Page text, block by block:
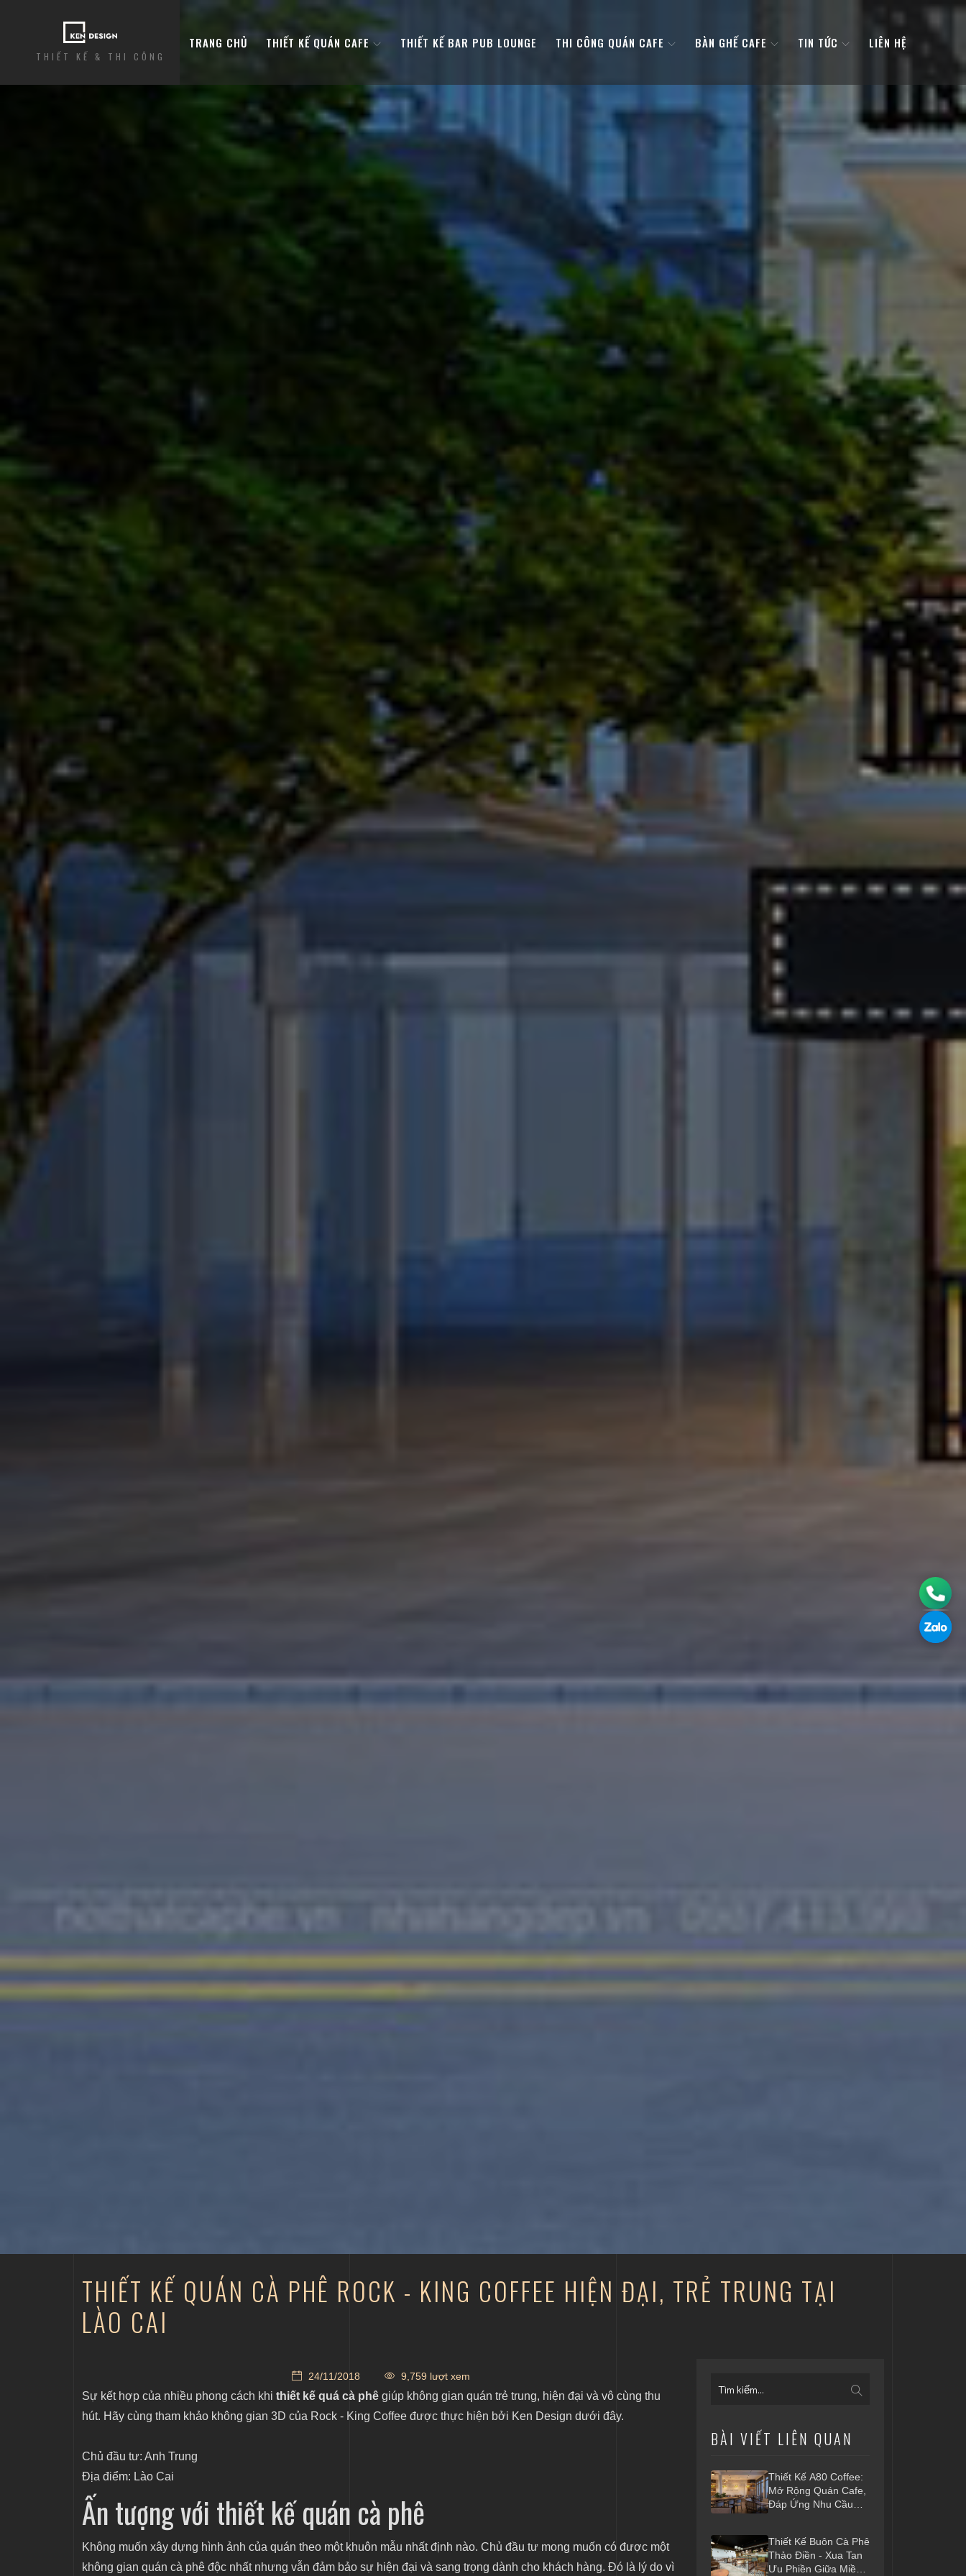
THIẾT KẾ & THI CÔNG
TRANG CHỦ THIẾT KẾ QUÁN CAFE THIẾT KẾ BAR PUB LOUNGE THI CÔNG QUÁN CAFE BÀN GHẾ CAFE TIN TỨC LIÊN HỆ
THIẾT KẾ QUÁN CÀ PHÊ ROCK - KING COFFEE HIỆN ĐẠI, TRẺ TRUNG TẠI
LÀO CAI
24/11/2018 9,759 lượt xem
Sự kết hợp của nhiều phong cách khi thiết kế quá cà phê giúp không gian quán trẻ trung, hiện đại và vô cùng thu
hút. Hãy cùng tham khảo không gian 3D của Rock - King Coffee được thực hiện bởi Ken Design dưới đây.
Chủ đầu tư: Anh Trung
Địa điểm: Lào Cai
Ấn tượng với thiết kế quán cà phê
Không muốn xây dựng hình ảnh của quán theo một khuôn mẫu nhất định nào. Chủ đầu tư mong muốn có được một
không gian quán cà phê độc nhất nhưng vẫn đảm bảo sự hiện đại và sang trọng dành cho khách hàng. Đó là lý do vì
BÀI VIẾT LIÊN QUAN
Thiết Kế A80 Coffee:
Mở Rộng Quán Cafe,
Đáp Ứng Nhu Cầu
Thiết Kế Buôn Cà Phê
Thảo Điền - Xua Tan
Ưu Phiền Giữa Miền